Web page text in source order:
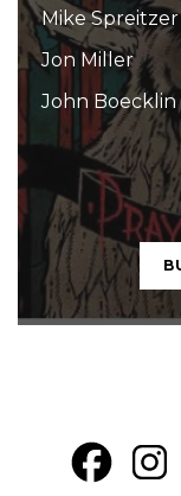
Mike Spreitzer
Jon Miller
John Boecklin